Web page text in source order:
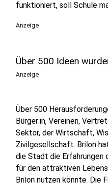
funktioniert, soll Schule
Anzeige
Über 500 Ideen
Anzeige
Über 500
Bürger:in, Vereinen,
Sektor, der Wirtschaft,
Zivilgesellschaft. Brilon
die Stadt die Erfahrungen
für den attraktiven
Brilon nutzen könnte. Die